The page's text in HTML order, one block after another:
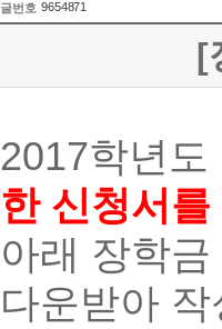
글번호 9654871
[
2017학년
한 신청서
아래 장학
다운받아